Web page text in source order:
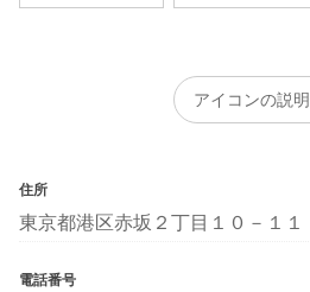
アイコンの説明
住所
東京都港区赤坂２丁目１０－１１
電話番号